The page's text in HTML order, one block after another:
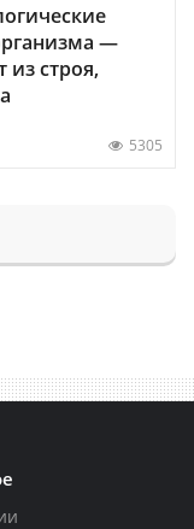
—
из строя,
5305